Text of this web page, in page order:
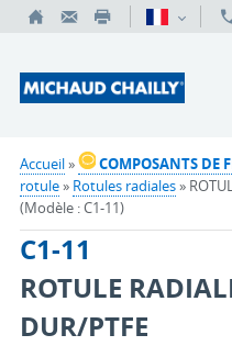
Accueil» COMPOSANTS DE
rotule» Rotules radiales»
(Modèle : C1-11)
C1-11
ROTULE
DUR/PTFE